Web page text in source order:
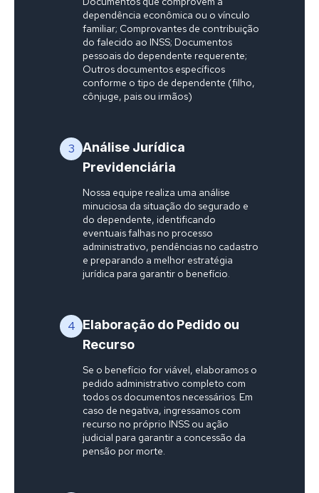
dependência econômica ou o vínculo
familiar; Comprovantes de contribuição
do falecido ao INSS; Documentos
pessoais do dependente requerente;
Outros documentos específicos
conforme o tipo de dependente (filho,
cônjuge, pais ou irmãos)
3 Análise Jurídica
Previdenciária
Nossa equipe realiza uma análise
minuciosa da situação do segurado e
do dependente, identificando
eventuais falhas no processo
administrativo, pendências no cadastro
e preparando a melhor estratégia
jurídica para garantir o benefício.
4 Elaboração do Pedido ou
Recurso
Se o benefício for viável, elaboramos o
pedido administrativo completo com
todos os documentos necessários. Em
caso de negativa, ingressamos com
recurso no próprio INSS ou ação
judicial para garantir a concessão da
pensão por morte.